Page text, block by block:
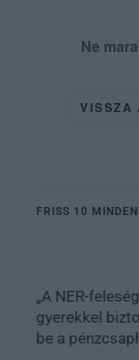
Ne
VISSZA
FRISS 10
„A NER-
gyerekkel
be a